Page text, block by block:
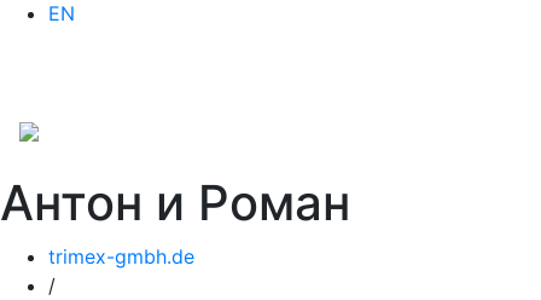
EN
Антон и Роман
trimex-gmbh.de
/